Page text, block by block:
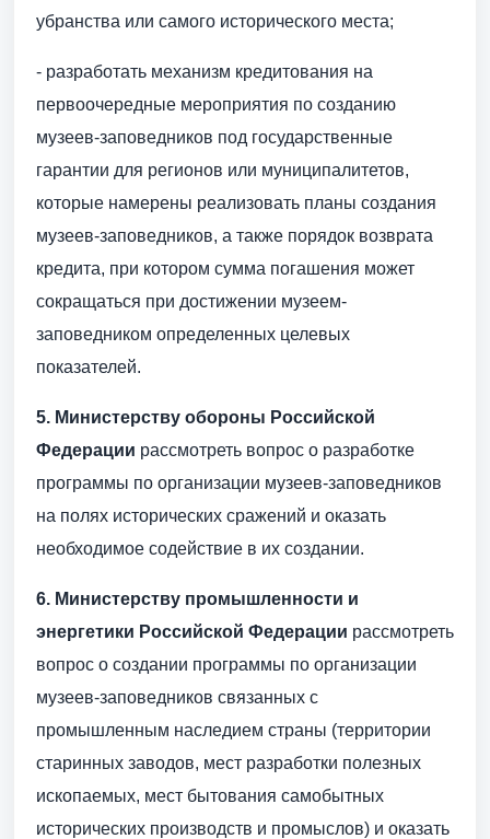
убранства или самого исторического места;
- разработать механизм кредитования на
первоочередные мероприятия по созданию
музеев-заповедников под государственные
гарантии для регионов или муниципалитетов,
которые намерены реализовать планы создания
музеев-заповедников, а также порядок возврата
кредита, при котором сумма погашения может
сокращаться при достижении музеем-
заповедником определенных целевых
показателей.
5. Министерству обороны Российской
Федерации рассмотреть вопрос о разработке
программы по организации музеев-заповедников
на полях исторических сражений и оказать
необходимое содействие в их создании.
6. Министерству промышленности и
энергетики Российской Федерации рассмотреть
вопрос о создании программы по организации
музеев-заповедников связанных с
промышленным наследием страны (территории
старинных заводов, мест разработки полезных
ископаемых, мест бытования самобытных
исторических производств и промыслов) и оказать